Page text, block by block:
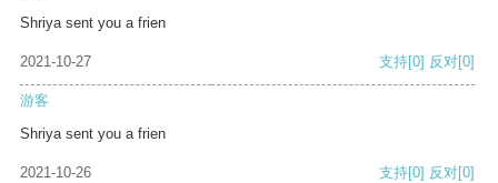
Shriya sent you a frien
2021-10-27 支持[0] 反对[0]
游客
Shriya sent you a frien
2021-10-26 支持[0] 反对[0]